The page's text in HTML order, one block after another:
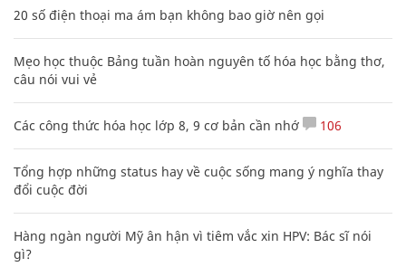
20 số điện thoại ma ám bạn không bao giờ nên gọi
Mẹo học thuộc Bảng tuần hoàn nguyên tố hóa học bằng thơ,
câu nói vui vẻ
Các công thức hóa học lớp 8, 9 cơ bản cần nhớ 106
Tổng hợp những status hay về cuộc sống mang ý nghĩa thay
đổi cuộc đời
Hàng ngàn người Mỹ ân hận vì tiêm vắc xin HPV: Bác sĩ nói
gì?